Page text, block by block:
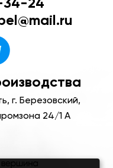
г. Березовский,
24/1 А